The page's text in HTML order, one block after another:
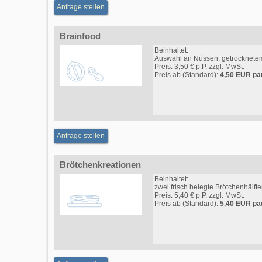
Anfrage stellen
Brainfood
Beinhaltet:
Auswahl an Nüssen,
Preis: 3,50 € p.P. zzgl. MwSt.
Preis ab (Standard): 4,50 EUR
Anfrage stellen
Brötchenkreationen
Beinhaltet:
zwei frisch belegte
Preis: 5,40 € p.P. zzgl. MwSt.
Preis ab (Standard): 5,40 EUR